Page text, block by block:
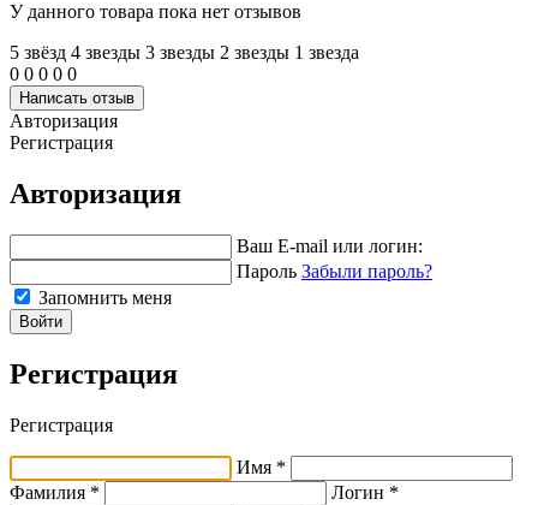
У данного товара пока нет отзывов
5 звёзд 4 звeзды 3 звeзды 2 звeзды 1 звeзда
0 0 0 0 0
Написать отзыв
Авторизация
Регистрация
Авторизация
Ваш E-mail или логин:
Пароль Забыли пароль?
Запомнить меня
Войти
Регистрация
Регистрация
Имя *
Фамилия *
Логин *